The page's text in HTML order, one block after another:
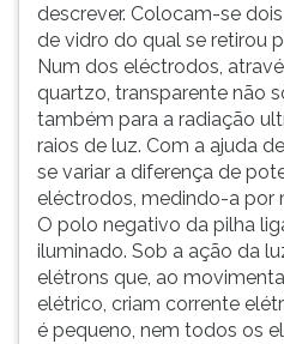
descrever. Colocam-se
de vidro do qual se retirou
Num dos eléctrodos,
quartzo, transparente não
também para a radiação
raios de luz. Com a ajuda
se variar a diferença de
eléctrodos, medindo-a por
O polo negativo da pilha
iluminado. Sob a ação da
elétrons que, ao
elétrico, criam corrente
é pequeno, nem todos os